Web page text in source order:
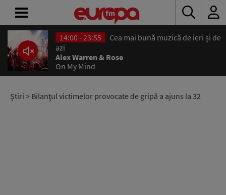
14:00 - 23:55
Cea mai bună muzică de ieri și de
azi
Alex Warren & Rose
On My Mind
Știri > Bilanţul victimelor provocate de gripă a ajuns la 32
ACASĂ
ȘTIRI
RADIO